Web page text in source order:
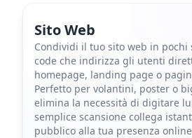
Sito Web
Condividi il tuo sito web in pochi
code che indirizza gli utenti
homepage, landing page o
Perfetto per volantini, poster o
elimina la necessità di digitare
semplice scansione collega
pubblico alla tua presenza